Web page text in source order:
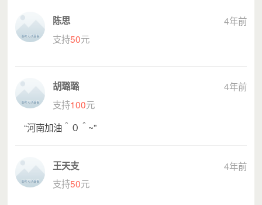
起汛情救援的坚固防线。
只为全力以赴，护好州城安澜！
陈思
4年前
支持50元
胡璐璐
4年前
支持100元
“河南加油＾０＾~”
王天支
4年前
支持50元